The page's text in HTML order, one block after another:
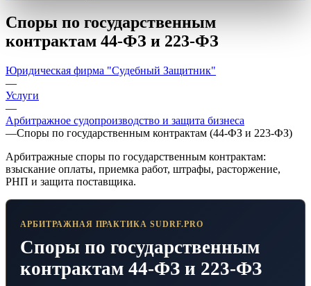
Споры по государственным
контрактам 44-ФЗ и 223-ФЗ
Юридическая фирма "Судебный Защитник"
—
Услуги
—
Арбитражное судопроизводство и защита бизнеса
—Споры по государственным контрактам (44-ФЗ и 223-ФЗ)
Арбитражные споры по государственным контрактам:
взыскание оплаты, приемка работ, штрафы, расторжение,
РНП и защита поставщика.
АРБИТРАЖНАЯ ПРАКТИКА SUDRF.PRO
Споры по государственным
контрактам 44-ФЗ и 223-ФЗ